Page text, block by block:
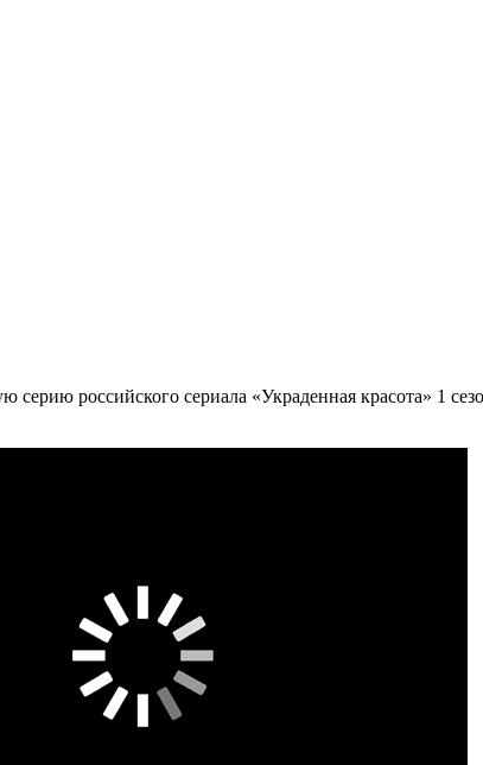
серию российского сериала «Украденная красота» 1